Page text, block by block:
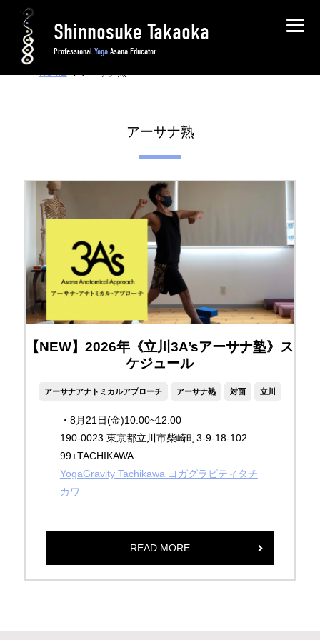
Shinnosuke Takaoka
Professional Yoga Asana Educator
HOME / アーサナ熟
アーサナ熟
【NEW】2026年《立川3A’sアーサナ塾》ス
ケジュール
アーサナアナトミカルアプローチ アーサナ熟 対面 立川
・8月21日(金)10:00~12:00
190-0023 東京都立川市柴崎町3-9-18-102
99+TACHIKAWA
YogaGravity Tachikawa ヨガグラビティタチ
カワ
READ MORE